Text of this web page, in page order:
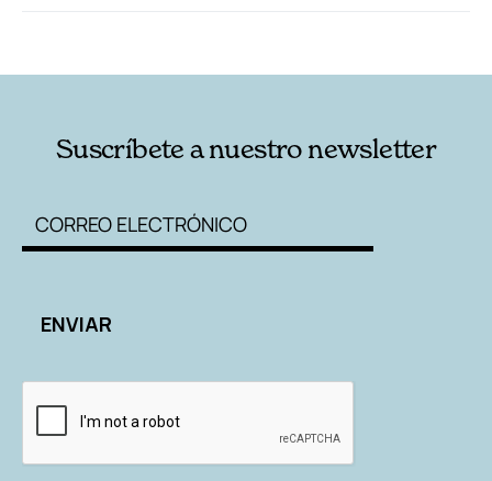
Suscríbete a nuestro newsletter